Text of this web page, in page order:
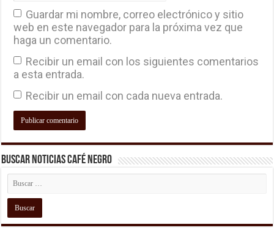
Guardar mi nombre, correo electrónico y sitio
web en este navegador para la próxima vez que
haga un comentario.
Recibir un email con los siguientes comentarios
a esta entrada.
Recibir un email con cada nueva entrada.
Buscar Noticias Café Negro